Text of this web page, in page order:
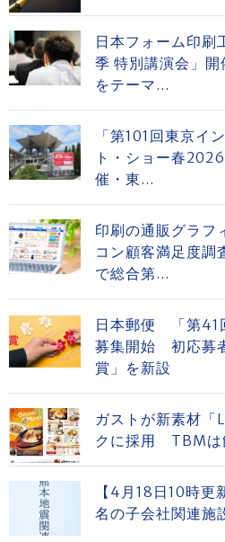
日本フォーム印
季 特別講演会」
をテーマ...
「第101回東京イ
ト・ショー春
催・東...
印刷の通販グラ
コン顧客満足度調
で総合第...
日本郵便 「第41
募集開始 初応募
賞」を新設
ガストが新素材「
クに採用 TBMは
【4月18日10時
名の子会社関連施